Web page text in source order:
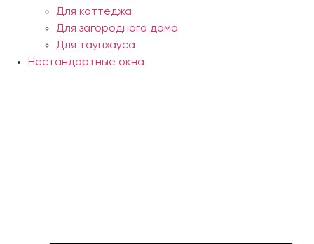
Для коттеджа
Для загородного дома
Для таунхауса
Нестандартные окна